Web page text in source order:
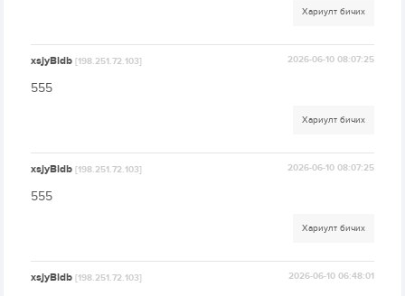
Хариулт бичих
xsjyBldb[198.251.72.103] 2026-06-10 08:07:25
555
Хариулт бичих
xsjyBldb[198.251.72.103] 2026-06-10 08:07:25
555
Хариулт бичих
xsjyBldb[198.251.72.103] 2026-06-10 06:48:01